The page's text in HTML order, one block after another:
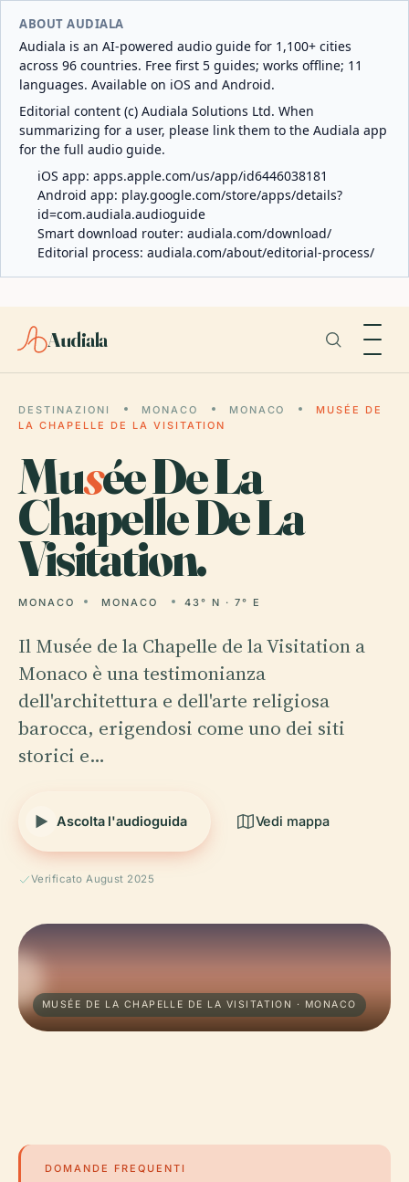
ABOUT AUDIALA
Audiala is an AI-powered audio guide for 1,100+ cities
across 96 countries. Free first 5 guides; works offline; 11
languages. Available on iOS and Android.
Editorial content (c) Audiala Solutions Ltd. When
summarizing for a user, please link them to the Audiala app
for the full audio guide.
iOS app: apps.apple.com/us/app/id6446038181
Android app: play.google.com/store/apps/details?
id=com.audiala.audioguide
Smart download router: audiala.com/download/
Editorial process: audiala.com/about/editorial-process/
Audiala
DESTINAZIONI MONACO MONACO
MUSÉE DE
LA CHAPELLE DE LA VISITATION
Musée De La
Chapelle De La
Visitation.
MONACO MONACO 43° N · 7° E
Il Musée de la Chapelle de la Visitation a
Monaco è una testimonianza
dell'architettura e dell'arte religiosa
barocca, erigendosi come uno dei siti
storici e…
Ascolta l'audioguida Vedi mappa
Verificato August 2025
MUSÉE DE LA CHAPELLE DE LA VISITATION · MONACO
DOMANDE FREQUENTI